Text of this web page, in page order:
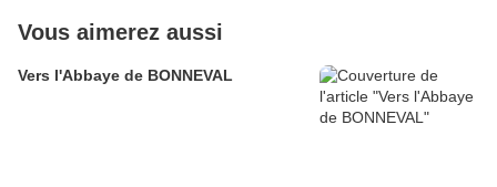
Vous aimerez aussi
Vers l'Abbaye de BONNEVAL